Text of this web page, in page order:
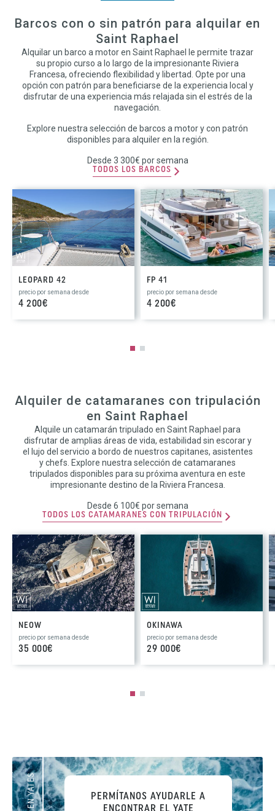
Barcos con o sin patrón para alquilar en
Saint Raphael
Alquilar un barco a motor en Saint Raphael le permite trazar
su propio curso a lo largo de la impresionante Riviera
Francesa, ofreciendo flexibilidad y libertad. Opte por una
opción con patrón para beneficiarse de la experiencia local y
disfrutar de una experiencia más relajada sin el estrés de la
navegación.
Explore nuestra selección de barcos a motor y con patrón
disponibles para alquiler en la región.
Desde 3 300€ por semana
TODOS LOS BARCOS
LEOPARD 42
precio por semana desde
4 200€
FP 41
precio por semana desde
4 200€
Alquiler de catamaranes con tripulación
en Saint Raphael
Alquile un catamarán tripulado en Saint Raphael para
disfrutar de amplias áreas de vida, estabilidad sin escorar y
el lujo del servicio a bordo de nuestros capitanes, asistentes
y chefs. Explore nuestra selección de catamaranes
tripulados disponibles para su próxima aventura en este
impresionante destino de la Riviera Francesa.
Desde 6 100€ por semana
TODOS LOS CATAMARANES CON TRIPULACIÓN
NEOW
precio por semana desde
35 000€
OKINAWA
precio por semana desde
29 000€
PERMÍTANOS AYUDARLE A